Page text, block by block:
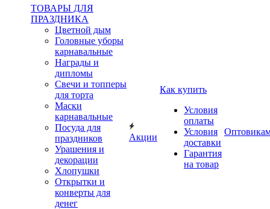
ТОВАРЫ ДЛЯ
ПРАЗДНИКА
Цветной дым
Головные уборы
карнавальные
Награды и
дипломы
Свечи и топперы
для торта
Маски
карнавальные
Посуда для
праздников
Урашения и
декорации
Хлопушки
Открытки и
конверты для
денег
Акции
Как купить
Условия
оплаты
Условия
доставки
Гарантия
на товар